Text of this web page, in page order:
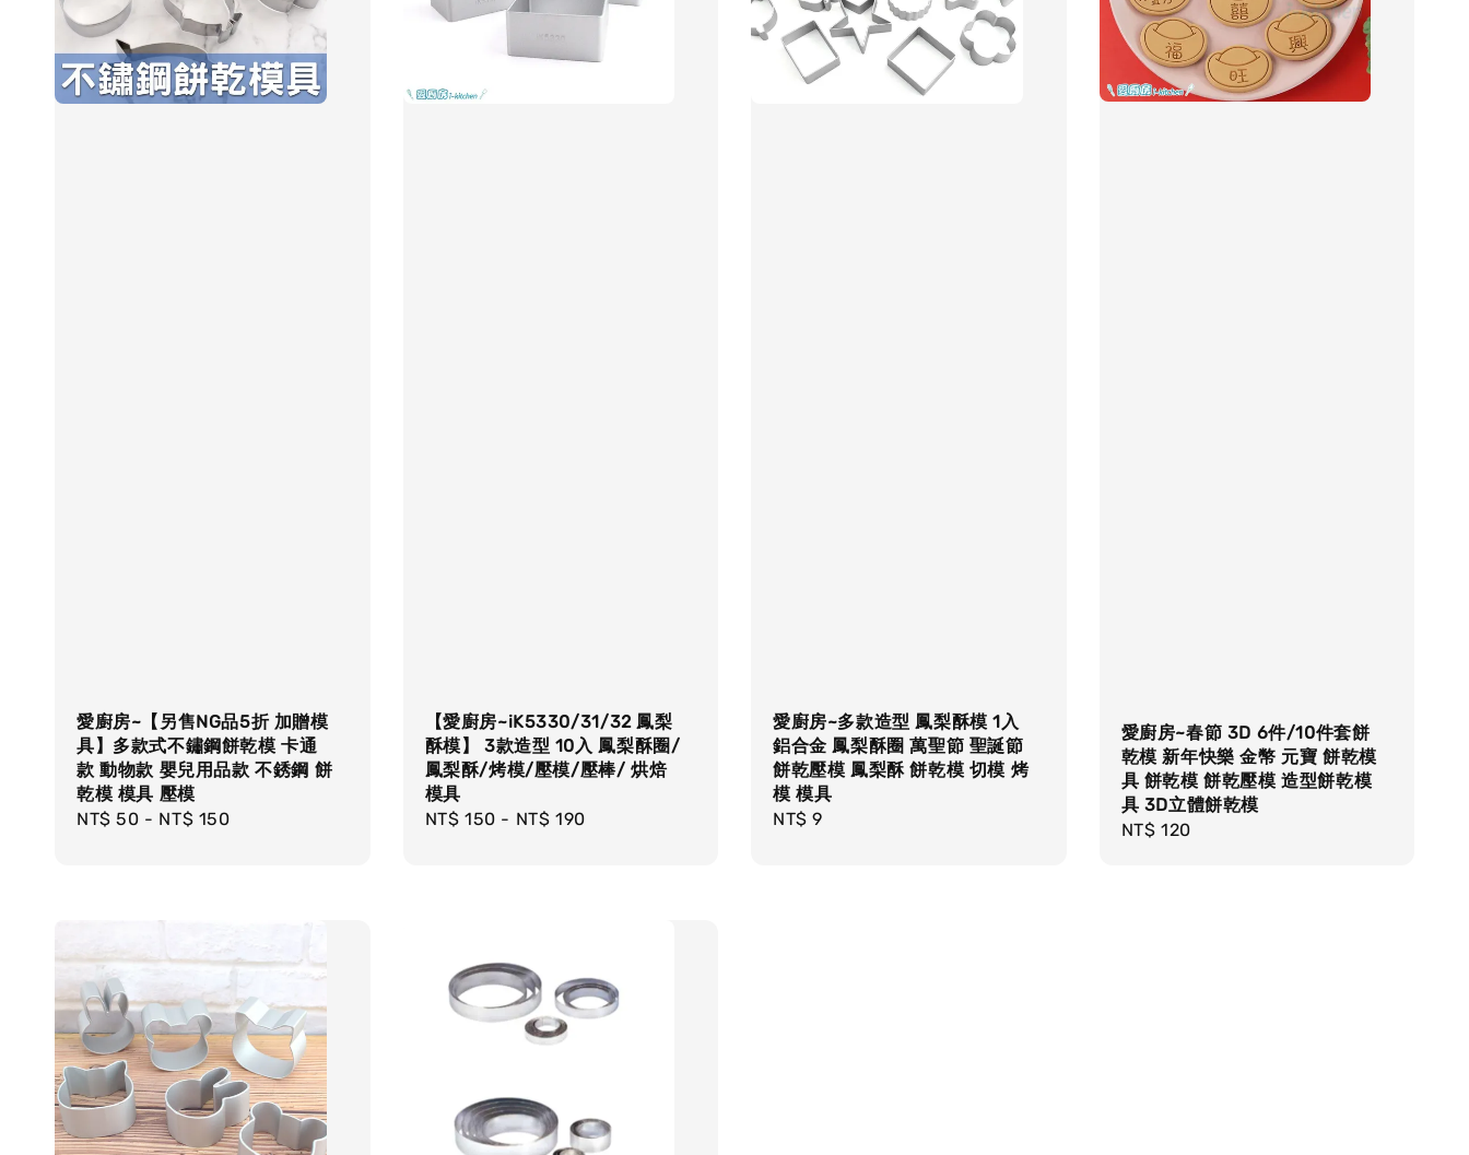
愛廚房~【另售NG品5折 加贈模
具】多款式不鏽鋼餅乾模 卡通
款 動物款 嬰兒用品款 不銹鋼 餅
乾模 模具 壓模
Regular
NT$ 50 - NT$ 150
【愛廚房~iK5330/31/32 鳳梨
酥模】 3款造型 10入 鳳梨酥圈/
鳳梨酥/烤模/壓模/壓棒/ 烘焙
模具
Regular
NT$ 150 - NT$ 190
愛廚房~多款造型 鳳梨酥模 1入
鋁合金 鳳梨酥圈 萬聖節 聖誕節
餅乾壓模 鳳梨酥 餅乾模 切模 烤
模 模具
Regular
NT$ 9
愛廚房~春節 3D 6件/10件套餅
乾模 新年快樂 金幣 元寶 餅乾模
具 餅乾模 餅乾壓模 造型餅乾模
具 3D立體餅乾模
Regular
NT$ 120